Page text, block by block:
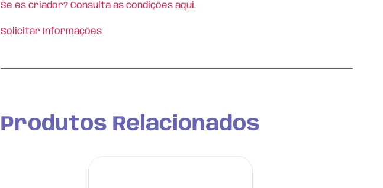
Se és criador? Consulta as condições aqui.
Solicitar Informações
Produtos Relacionados